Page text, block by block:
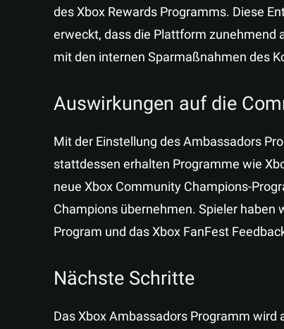
des Xbox Rewards Programms. Diese
erweckt, dass die Plattform zunehmend
mit den internen Sparmaßnahmen des
Auswirkungen auf die
Mit der Einstellung des Ambassadors
stattdessen erhalten Programme wie
neue Xbox Community Champions-
Champions übernehmen. Spieler
Program und das Xbox FanFest
Nächste Schritte
Das Xbox Ambassadors Programm